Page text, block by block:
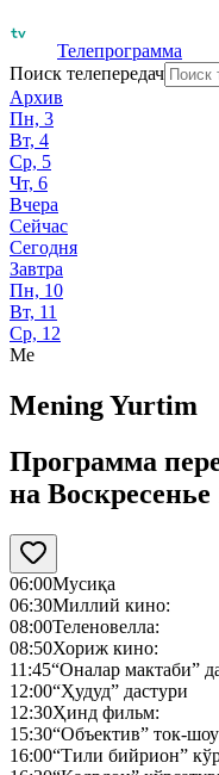
Телепрограмма
Поиск телепередач
Архив
Пн, 3
Вт, 4
Ср, 5
Чт, 6
Вчера
Сейчас
Сегодня
Завтра
Пн, 10
Вт, 11
Ср, 12
Me
Mening Yurtim
Программа
на Воскресенье
06:00Мусиқа
06:30Миллий кино:
08:00Теленовелла:
08:50Хориж кино:
11:45“Оналар мактаби”
12:00“Ҳудуд” дастури
12:30Ҳинд фильм:
15:30“Объектив” ток-шоу
16:00“Тили бийрион”